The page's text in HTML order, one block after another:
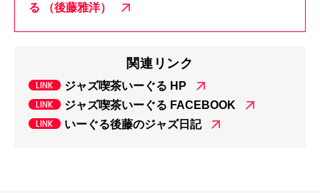
る （後藤雅洋）
関連リンク
ジャズ喫茶いーぐる HP
ジャズ喫茶いーぐる FACEBOOK
いーぐる後藤のジャズ日記